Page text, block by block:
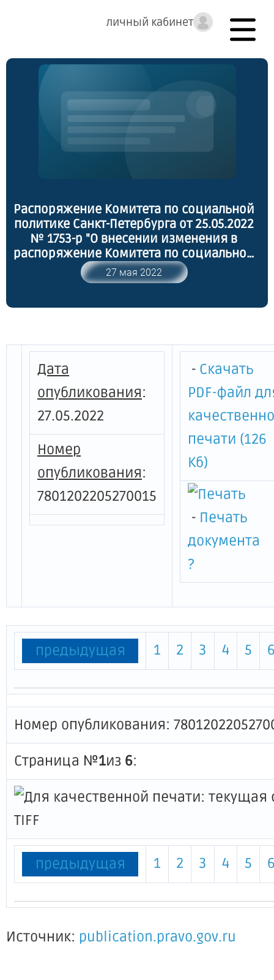
личный кабинет
Распоряжение Комитета по социальной
политике Санкт-Петербурга от 25.05.2022
№ 1753-р "О внесении изменения в
распоряжение Комитета по социальной
политике Санкт-Петербурга от 08.10.2018
№ 536-р"
27 мая 2022
Дата
опубликования:
27.05.2022
Номер
опубликования:
7801202205270015
- Скачать
PDF-файл
печати (126
Кб)
- Печать
документа
?
предыдущая 1 2 3 4 5
Номер опубликования:
Страница №1из 6:
предыдущая 1 2 3 4 5
Источник: publication.pravo.gov.ru